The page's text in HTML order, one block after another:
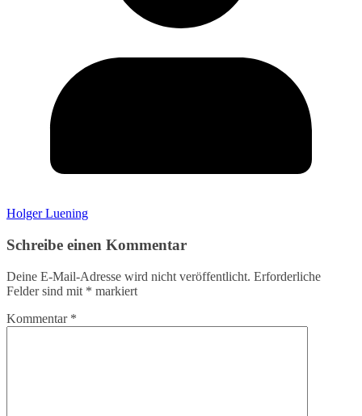
Holger Luening
Schreibe einen Kommentar
Deine E-Mail-Adresse wird nicht veröffentlicht. Erforderliche
Felder sind mit * markiert
Kommentar *